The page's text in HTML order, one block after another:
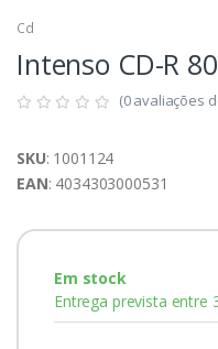
Cd
Intenso CD-R
(0 avaliações
SKU: 1001124
EAN: 4034303000531
Em stock
Entrega prevista entre